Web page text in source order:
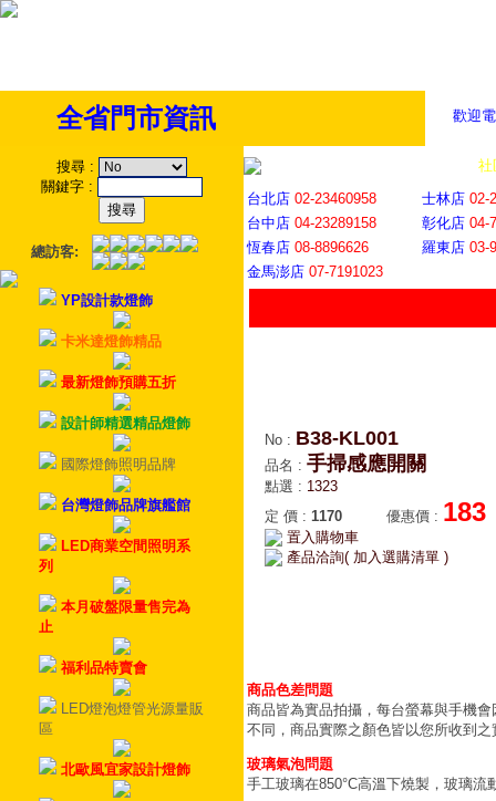
歡迎
全省門市資訊
搜尋 :
關鍵字 :
總訪客:
YP設計款燈飾
卡米達燈飾精品
最新燈飾預購五折
設計師精選精品燈飾
國際燈飾照明品牌
台灣燈飾品牌旗艦館
LED商業空間照明系
列
本月破盤限量售完為
止
福利品特賣會
LED燈泡燈管光源量販
區
北歐風宜家設計燈飾
社
台北店 02-23460958 士林店 02-
台中店 04-23289158 彰化店 04-
恆春店 08-8896626 羅東店 03-
金馬澎店 07-7191023
No : B38-KL001
品名 : 手掃感應開關
點選 : 1323
定 價 : 1170 優惠價 : 183
置入購物車
產品洽詢( 加入選購清單 )
商品色差問題
商品皆為實品拍攝，每台螢幕與手機
不同，商品實際之顏色皆以您所收到之
玻璃氣泡問題
手工玻璃在850°C高溫下燒製，玻璃